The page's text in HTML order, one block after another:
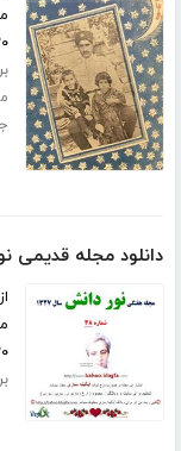
۲۰
دانلود مجله قدیمی نور